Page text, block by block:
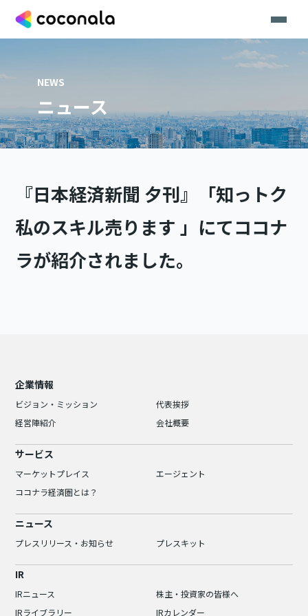
NEWS
ニュース
『日本経済新聞 夕刊』「知っトク
私のスキル売ります 」にてココナ
ラが紹介されました。
企業情報
ビジョン・ミッション
代表挨拶
経営陣紹介
会社概要
サービス
マーケットプレイス
エージェント
ココナラ経済圏とは？
ニュース
プレスリリース・お知らせ プレスキット
IR
IRニュース
株主・投資家の皆様へ
IRライブラリー
IRカレンダー